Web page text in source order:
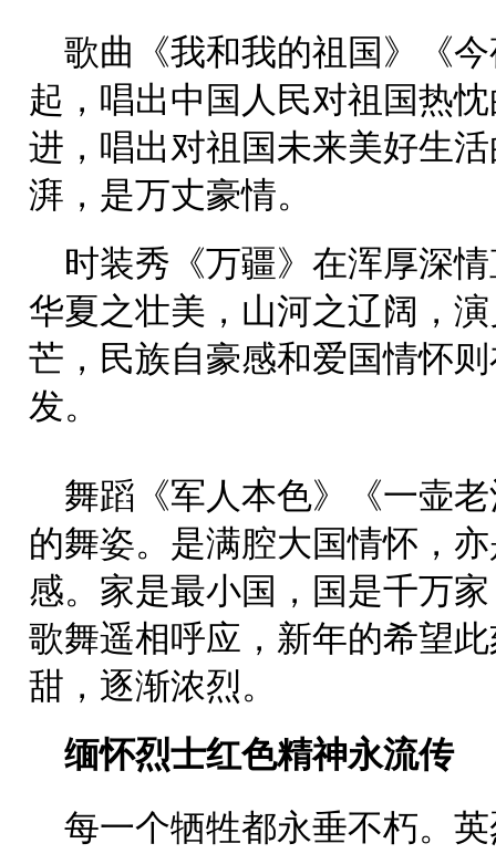
歌曲《我和我的祖国》《
起，唱出中国人民对祖国热
进，唱出对祖国未来美好生
湃，是万丈豪情。
时装秀《万疆》在浑厚深
华夏之壮美，山河之辽阔，
芒，民族自豪感和爱国情怀
发。
舞蹈《军人本色》《一壶
的舞姿。是满腔大国情怀，
感。家是最小国，国是千万
歌舞遥相呼应，新年的希望
甜，逐渐浓烈。
缅怀烈士红色精神永流传
每一个牺牲都永垂不朽。